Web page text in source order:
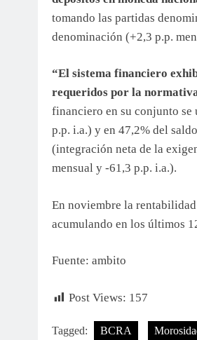
tomando las partidas
denominación (+2,3 p.p.
“El sistema financiero
requeridos por la
financiero en su conjunto se
p.p. i.a.) y en 47,2% del
(integración neta de la
mensual y -61,3 p.p. i.a.).
En noviembre la
acumulando en los últimos
Fuente: ambito
Post Views: 157
Tagged: BCRA